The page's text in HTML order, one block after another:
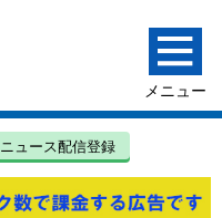
ニュース配信登録